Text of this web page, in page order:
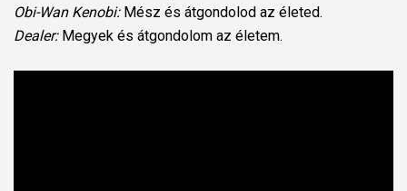
Obi-Wan Kenobi:Mész és átgondolod az életed.
Dealer:Megyek és átgondolom az életem.